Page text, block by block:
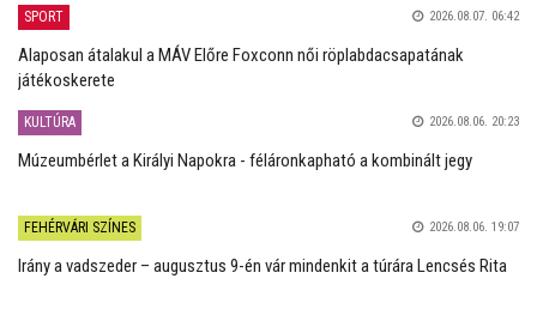
SPORT 2026.08.07. 06:42
Alaposan átalakul a MÁV Előre Foxconn női röplabdacsapatának
játékoskerete
KULTÚRA 2026.08.06. 20:23
Múzeumbérlet a Királyi Napokra - féláronkapható a kombinált jegy
FEHÉRVÁRI SZÍNES 2026.08.06. 19:07
Irány a vadszeder – augusztus 9-én vár mindenkit a túrára Lencsés Rita